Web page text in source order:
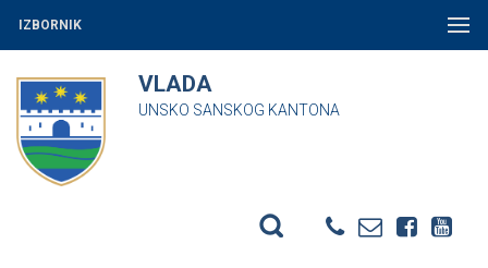
IZBORNIK
VLADA
UNSKO SANSKOG KANTONA